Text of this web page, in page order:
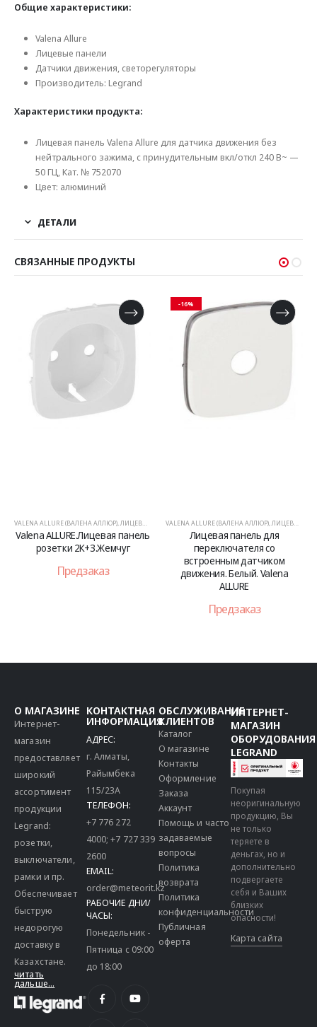
Общие характеристики:
Valena Allure
Лицевые панели
Датчики движения, светорегуляторы
Производитель: Legrand
Характеристики продукта:
Лицевая панель Valena Allure для датчика движения без
нейтрального зажима, с принудительным вкл/откл 240 В~ —
50 ГЦ, Кат. № 752070
Цвет: алюминий
ДЕТАЛИ
СВЯЗАННЫЕ ПРОДУКТЫ
ПАНЕЛИ VALENA ALLURE (ВАЛЕНА АЛЛЮР),ЛИЦЕВЫЕ ПАНЕЛИ
Лицевая панель для
переключателя со
движения. Белый. Valena
VALENA ALLURE (ВАЛЕНА АЛЛЮР),ЛИЦЕВЫЕ
Лицевая панель для
ТВ. Белый. Valena ALLURE
Предзаказ
О МАГАЗИНЕ
Интернет-
магазин
предоставляет
широкий
ассортимент
продукции
Legrand:
розетки,
выключатели,
рамки и пр.
Обеспечивает
быструю
недорогую
доставку в
Казахстане.
читать
дальше...
КОНТАКТНАЯ
ИНФОРМАЦИЯ
АДРЕС:
г. Алматы,
Райымбека
115/23A
ТЕЛЕФОН:
+7 776 272
4000;+7 727 339
2600
EMAIL:
order@meteorit.kz
РАБОЧИЕ ДНИ/
ЧАСЫ:
Понедельник -
Пятница с 09:00
до 18:00
ОБСЛУЖИВАНИЕ
КЛИЕНТОВ
Каталог
О магазине
Контакты
Оформление
Заказа
Аккаунт
Помощь и часто
задаваемые
вопросы
Политика
возврата
Политика
конфиденциальности
Публичная
оферта
ИНТЕРНЕТ-
МАГАЗИН
ОБОРУДОВАНИЯ
LEGRAND
Покупая
неоригинальную
продукцию, Вы
не только
теряете в
деньгах, но и
дополнительно
подвергаете
себя и Ваших
близких
опасности!
Карта сайта